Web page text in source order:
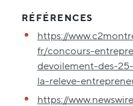
RÉFÉRENCES
https://
fr/concours-
devoilement-des-
la-releve-
https://